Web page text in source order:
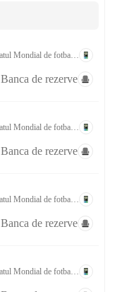
Banca de rezerve
Banca de rezerve
Banca de rezerve